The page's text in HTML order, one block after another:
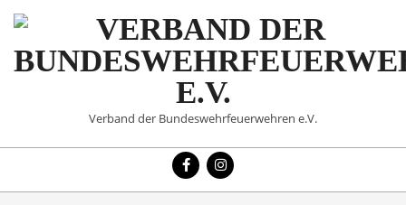
Skip
content
VERBAND
DER
Verband der Bundeswehrfeuerwehren e.V.